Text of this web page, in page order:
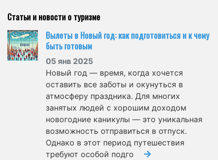
Статьи и новости о туризме
Вылеты в Новый год: как подготовиться и к чему
быть готовым
05 янв 2025
Новый год — время, когда хочется
оставить все заботы и окунуться в
атмосферу праздника. Для многих
занятых людей с хорошим доходом
новогодние каникулы — это уникальная
возможность отправиться в отпуск.
Однако в этот период путешествия
требуют особой подго